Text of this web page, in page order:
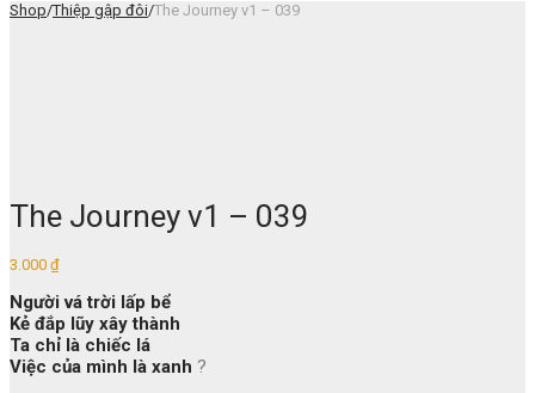
Shop/Thiệp gập đôi/The Journey v1 – 039
The Journey v1 – 039
3.000 ₫
Người vá trời lấp bể
Kẻ đắp lũy xây thành
Ta chỉ là chiếc lá
Việc của mình là xanh ?